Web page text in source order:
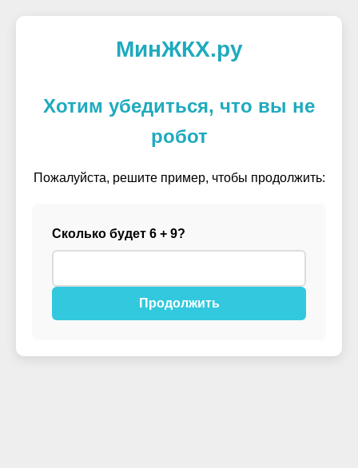
МинЖКХ.ру
Хотим убедиться, что вы не
робот
Пожалуйста, решите пример, чтобы продолжить:
Сколько будет 6 + 9?
Продолжить